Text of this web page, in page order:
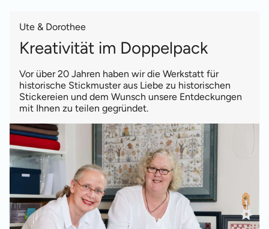
Ute & Dorothee
Kreativität im Doppelpack
Vor über 20 Jahren haben wir die Werkstatt für
historische Stickmuster aus Liebe zu historischen
Stickereien und dem Wunsch unsere Entdeckungen
mit Ihnen zu teilen gegründet.